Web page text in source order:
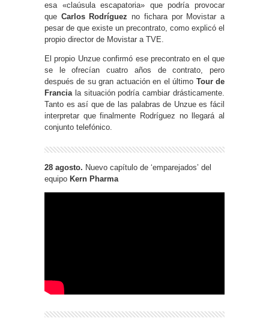
esa «claúsula escapatoria» que podría provocar
que Carlos Rodríguez no fichara por Movistar a
pesar de que existe un precontrato, como explicó el
propio director de Movistar a TVE.
El propio Unzue confirmó ese precontrato en el que
se le ofrecían cuatro años de contrato, pero
después de su gran actuación en el último Tour de
Franciala situación podría cambiar drásticamente.
Tanto es así que de las palabras de Unzue es fácil
interpretar que finalmente Rodríguez no llegará al
conjunto telefónico.
28 agosto. Nuevo capítulo de ‘emparejados’ del
equipo Kern Pharma